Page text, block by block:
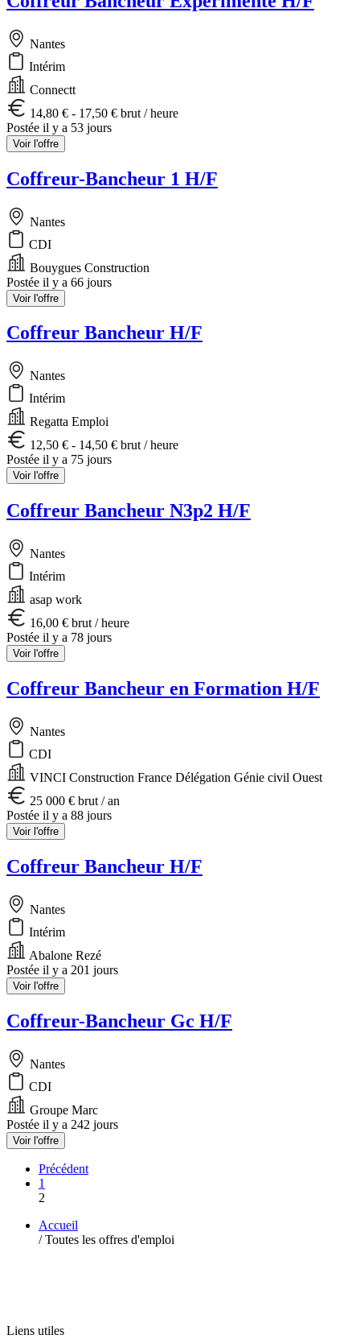
Nantes
Intérim
Connectt
14,80 € - 17,50 € brut / heure
Postée il y a 53 jours
Voir l'offre
Coffreur-Bancheur 1 H/F
Nantes
CDI
Bouygues Construction
Postée il y a 66 jours
Voir l'offre
Coffreur Bancheur H/F
Nantes
Intérim
Regatta Emploi
12,50 € - 14,50 € brut / heure
Postée il y a 75 jours
Voir l'offre
Coffreur Bancheur N3p2 H/F
Nantes
Intérim
asap work
16,00 € brut / heure
Postée il y a 78 jours
Voir l'offre
Coffreur Bancheur en Formation H/F
Nantes
CDI
VINCI Construction France Délégation Génie civil Ouest
25 000 € brut / an
Postée il y a 88 jours
Voir l'offre
Coffreur Bancheur H/F
Nantes
Intérim
Abalone Rezé
Postée il y a 201 jours
Voir l'offre
Coffreur-Bancheur Gc H/F
Nantes
CDI
Groupe Marc
Postée il y a 242 jours
Voir l'offre
Précédent
1
2
Accueil
/ Toutes les offres d'emploi
Liens utiles